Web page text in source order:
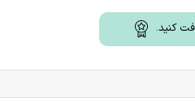
کنید.